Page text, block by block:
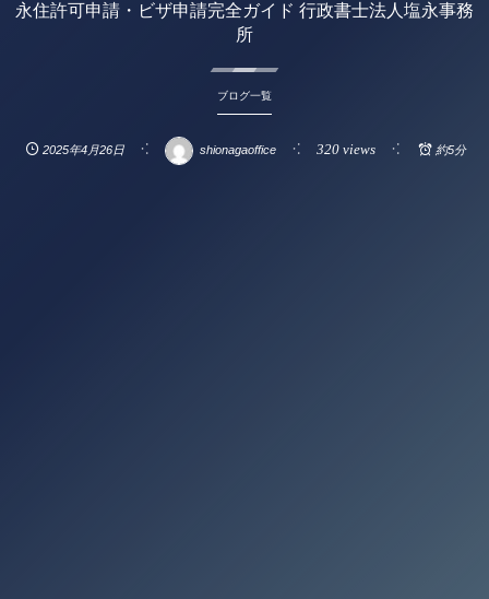
永住許可申請・ビザ申請完全ガイド 行政書士法人塩永事務
所
ブログ一覧
2025年4月26日 shionagaoffice 320 views 約5分